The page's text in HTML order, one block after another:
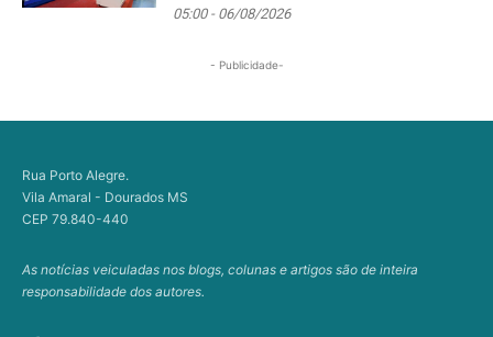
05:00 - 06/08/2026
- Publicidade-
Rua Porto Alegre.
Vila Amaral - Dourados MS
CEP 79.840-440
As notícias veiculadas nos blogs, colunas e artigos são de inteira
responsabilidade dos autores.